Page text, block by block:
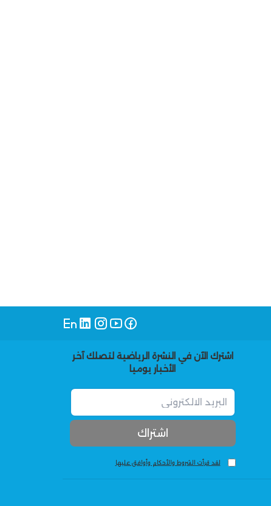
اشترك الآن في النشرة الرياضية لتصلك آخر
الأخبار يوميا
لقد قرأت الشروط والأحكام وأوافق عليها